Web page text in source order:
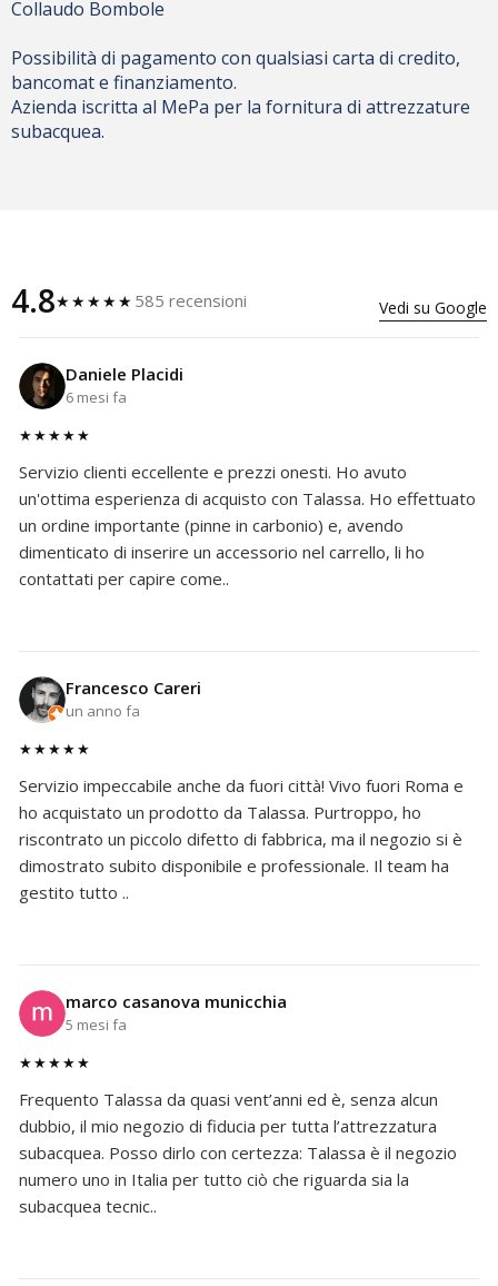
Collaudo Bombole
Possibilità di pagamento con qualsiasi carta di credito,
bancomat e finanziamento.
Azienda iscritta al MePa per la fornitura di attrezzature
subacquea.
4.8★★★★★ 585 recensioni Vedi su Google
Daniele Placidi
6 mesi fa
★★★★★
Servizio clienti eccellente e prezzi onesti. Ho avuto
un'ottima esperienza di acquisto con Talassa. Ho effettuato
un ordine importante (pinne in carbonio) e, avendo
dimenticato di inserire un accessorio nel carrello, li ho
contattati per capire come..
Francesco Careri
un anno fa
★★★★★
Servizio impeccabile anche da fuori città! Vivo fuori Roma e
ho acquistato un prodotto da Talassa. Purtroppo, ho
riscontrato un piccolo difetto di fabbrica, ma il negozio si è
dimostrato subito disponibile e professionale. Il team ha
gestito tutto ..
marco casanova municchia
5 mesi fa
★★★★★
Frequento Talassa da quasi vent’anni ed è, senza alcun
dubbio, il mio negozio di fiducia per tutta l’attrezzatura
subacquea. Posso dirlo con certezza: Talassa è il negozio
numero uno in Italia per tutto ciò che riguarda sia la
subacquea tecnic..